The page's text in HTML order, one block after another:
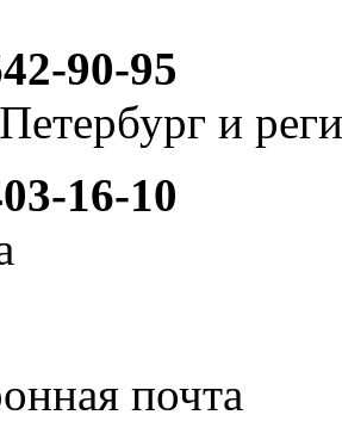
90-95
и
16-10
почта